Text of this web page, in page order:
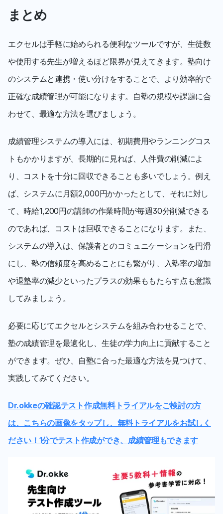
まとめ
エクセルは手軽に始められる便利なツールですが、生徒数
や使用する先生が増えるほど限界が見えてきます。塾向け
のシステムと連携・使い分けをすることで、より効率的で
正確な成績管理が可能になります。自塾の規模や課題に合
わせて、最適な方法を選びましょう。
成績管理システムの導入には、初期費用やランニングコス
トもかかりますが、長期的に見れば、人件費の削減によ
り、コストを十分に回収できることも多いでしょう。例え
ば、システムに月額2,000円かかったとして、それに対し
て、時給1,200円の講師の作業時間が毎週30分削減できる
のであれば、コストは回収できることになります。また、
システムの導入は、保護者とのコミュニケーションを円滑
にし、塾の信頼度を高めることにも繋がり、入塾率の増加
や退塾率の減少といったプラスの効果ももたらす点も意識
してみましょう。
必要に応じてエクセルとシステムを組み合わせることで、
塾の成績管理を最適化し、生徒の学力向上に貢献すること
ができます。ぜひ、自塾に合った最適な方法を見つけて、
実践してみてください。
Dr.okkeの確認テスト作成無料トライアルをご検討の方
は、こちらの画像をタップし、無料トライアルをお試しく
ださい！1分でテスト作成ができ、成績管理もできます